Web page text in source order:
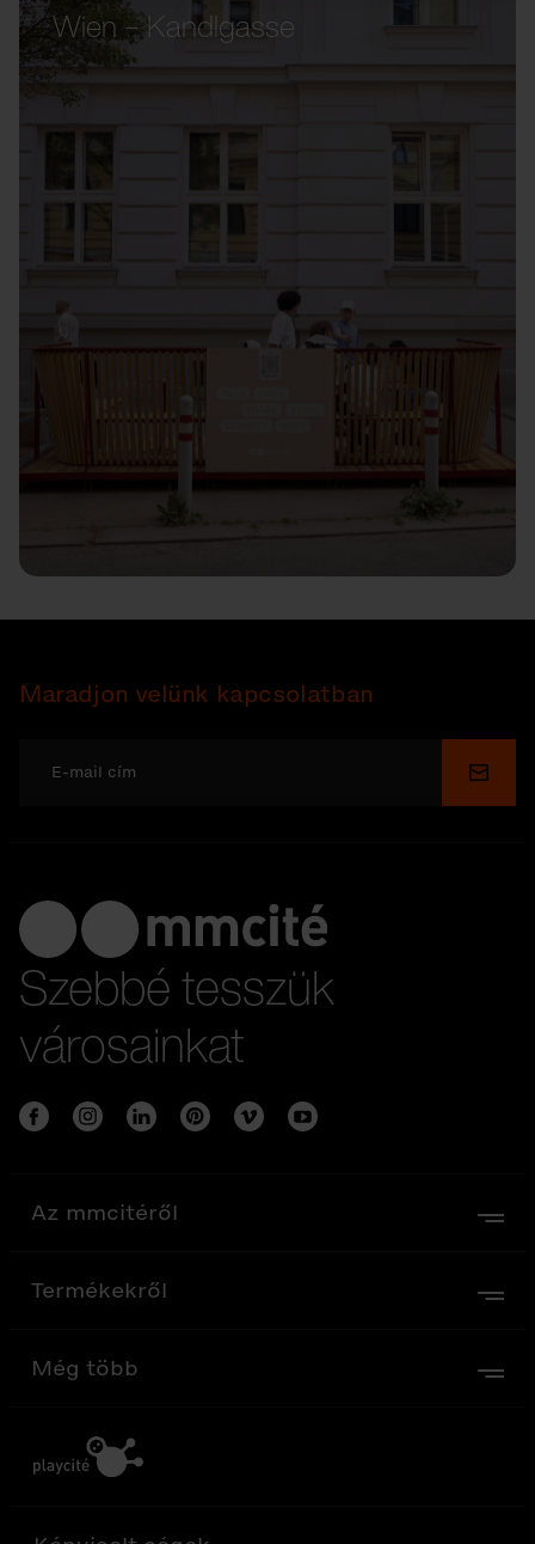
Wien – Kandlgasse
Maradjon velünk kapcsolatban
Szebbé tesszük
városainkat
Az mmcitéről
Termékekről
Még több